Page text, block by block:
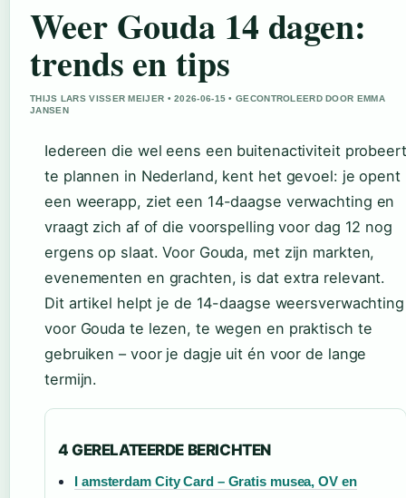
Weer Gouda 14 dagen:
trends en tips
THIJS LARS VISSER MEIJER • 2026-06-15 • GECONTROLEERD DOOR EMMA
JANSEN
Iedereen die wel eens een buitenactiviteit probeert
te plannen in Nederland, kent het gevoel: je opent
een weerapp, ziet een 14-daagse verwachting en
vraagt zich af of die voorspelling voor dag 12 nog
ergens op slaat. Voor Gouda, met zijn markten,
evenementen en grachten, is dat extra relevant.
Dit artikel helpt je de 14-daagse weersverwachting
voor Gouda te lezen, te wegen en praktisch te
gebruiken – voor je dagje uit én voor de lange
termijn.
4 GERELATEERDE BERICHTEN
I amsterdam City Card – Gratis musea, OV en